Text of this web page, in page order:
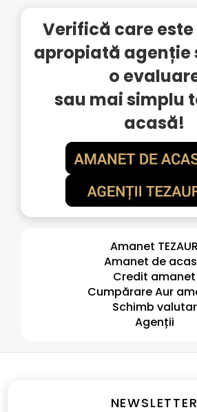
Verifică care
apropiată agenție
o
sau mai simplu
acasă!
Amanet TEZAUR
Amanet de
Credit amanet
Cumpărare Aur
Schimb valutar
Agenții
NEWSLETTER